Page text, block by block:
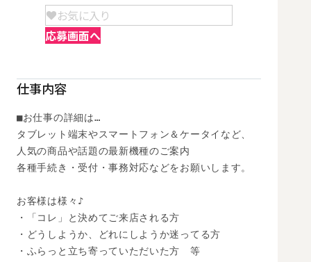
お気に入り
応募画面へ
仕事内容
■お仕事の詳細は…
タブレット端末やスマートフォン＆ケータイなど、
人気の商品や話題の最新機種のご案内
各種手続き・受付・事務対応などをお願いします。
お客様は様々♪
・「コレ」と決めてご来店される方
・どうしようか、どれにしようか迷ってる方
・ふらっと立ち寄っていただいた方　等